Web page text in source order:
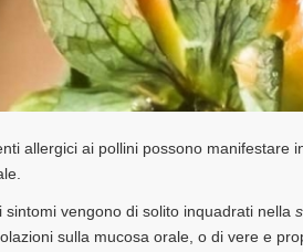
allergici ai pollini possono manifestare
sintomi vengono di solito inquadrati nella
sulla mucosa orale, o di vere e